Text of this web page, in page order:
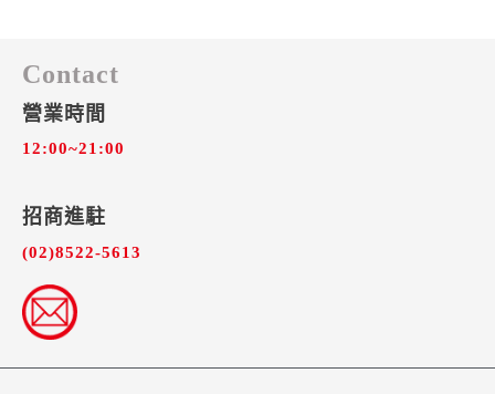
Contact
營業時間
12:00~21:00
招商進駐​
(02)8522-5613